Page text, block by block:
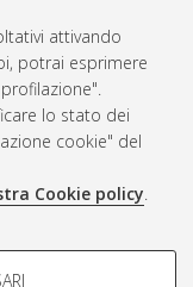
attivando
potrai esprimere
lo stato dei
cookie" del
Cookie policy.